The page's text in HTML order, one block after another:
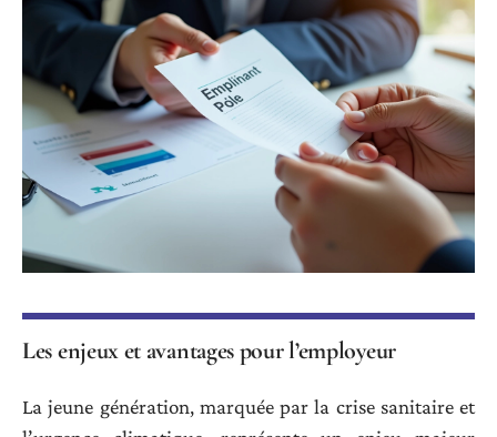
Les enjeux et avantages pour l’employeur
La jeune génération, marquée par la crise sanitaire et